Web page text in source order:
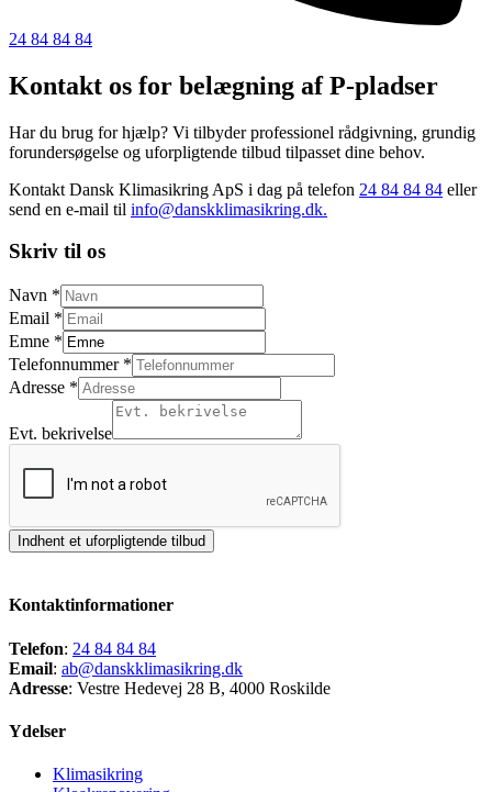
24 84 84 84
Kontakt os for belægning af P-pladser
Har du brug for hjælp? Vi tilbyder professionel rådgivning, grundig
forundersøgelse og uforpligtende tilbud tilpasset dine behov.
Kontakt Dansk Klimasikring ApS i dag på telefon 24 84 84 84 eller
send en e-mail til info@danskklimasikring.dk.
Skriv til os
Navn *
Email *
Emne *
Telefonnummer *
Adresse *
Evt. bekrivelse
Indhent et uforpligtende tilbud
Kontaktinformationer
Telefon: 24 84 84 84
Email: ab@danskklimasikring.dk
Adresse: Vestre Hedevej 28 B, 4000 Roskilde
Ydelser
Klimasikring